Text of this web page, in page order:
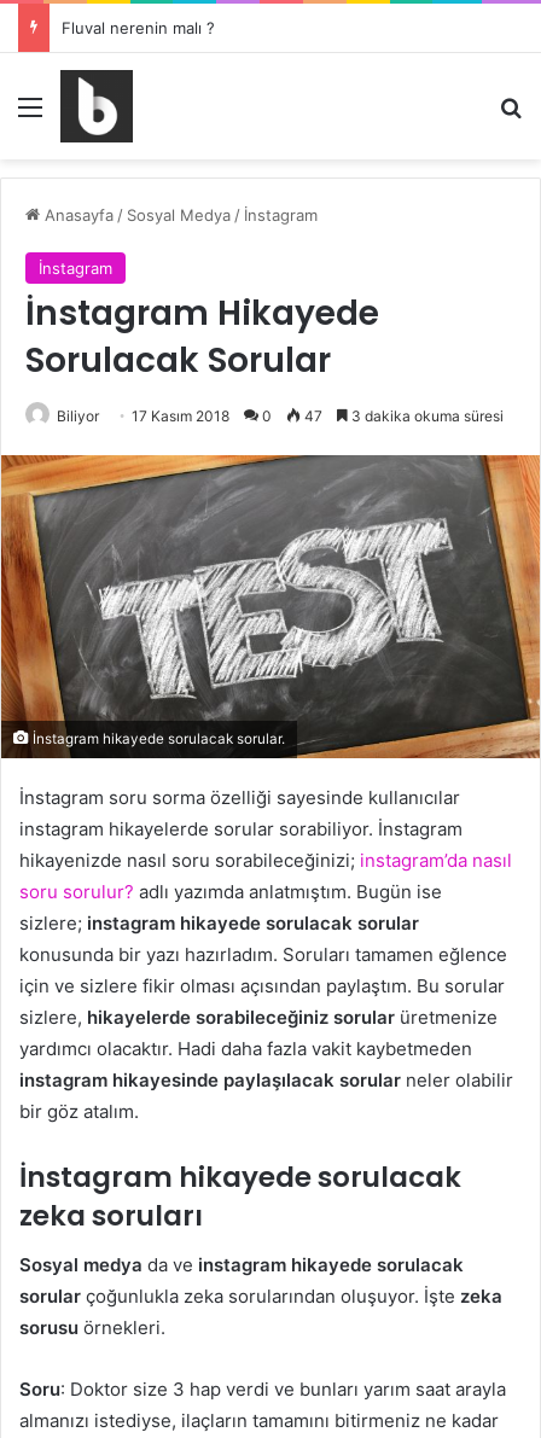
Mercedes Aktif Fren Yardımcısı kapatma nasıl yapılır ?
Menü
Anasayfa / Sosyal Medya / İnstagram
İnstagram
İnstagram Hikayede
Sorulacak Sorular
Biliyor 17 Kasım 2018 0 47 3 dakika okuma süresi
İnstagram hikayede sorulacak sorular.
İnstagram soru sorma özelliği sayesinde kullanıcılar
instagram hikayelerde sorular sorabiliyor. İnstagram
hikayenizde nasıl soru sorabileceğinizi; instagram’da nasıl
soru sorulur? adlı yazımda anlatmıştım. Bugün ise
sizlere; instagram hikayede sorulacak sorular
konusunda bir yazı hazırladım. Soruları tamamen eğlence
için ve sizlere fikir olması açısından paylaştım. Bu sorular
sizlere, hikayelerde sorabileceğiniz sorular üretmenize
yardımcı olacaktır. Hadi daha fazla vakit kaybetmeden
instagram hikayesinde paylaşılacak sorular neler olabilir
bir göz atalım.
İnstagram hikayede sorulacak
zeka soruları
Sosyal medya da ve instagram hikayede sorulacak
sorular çoğunlukla zeka sorularından oluşuyor. İşte zeka
sorusu örnekleri.
Soru: Doktor size 3 hap verdi ve bunları yarım saat arayla
almanızı istediyse, ilaçların tamamını bitirmeniz ne kadar